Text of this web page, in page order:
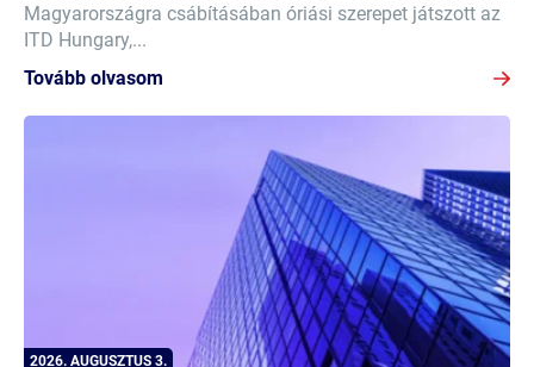
Magyarországra csábításában óriási szerepet játszott az
ITD Hungary,...
Tovább olvasom
2026. AUGUSZTUS 3.